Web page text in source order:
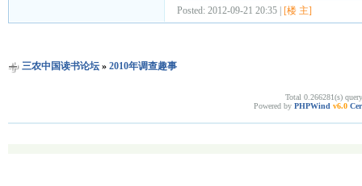
Posted: 2012-09-21 20:35 | [楼 主]
三农中国读书论坛» 2010年调查趣事
Total 0.266281(s)
Powered by PHPWind v6.0